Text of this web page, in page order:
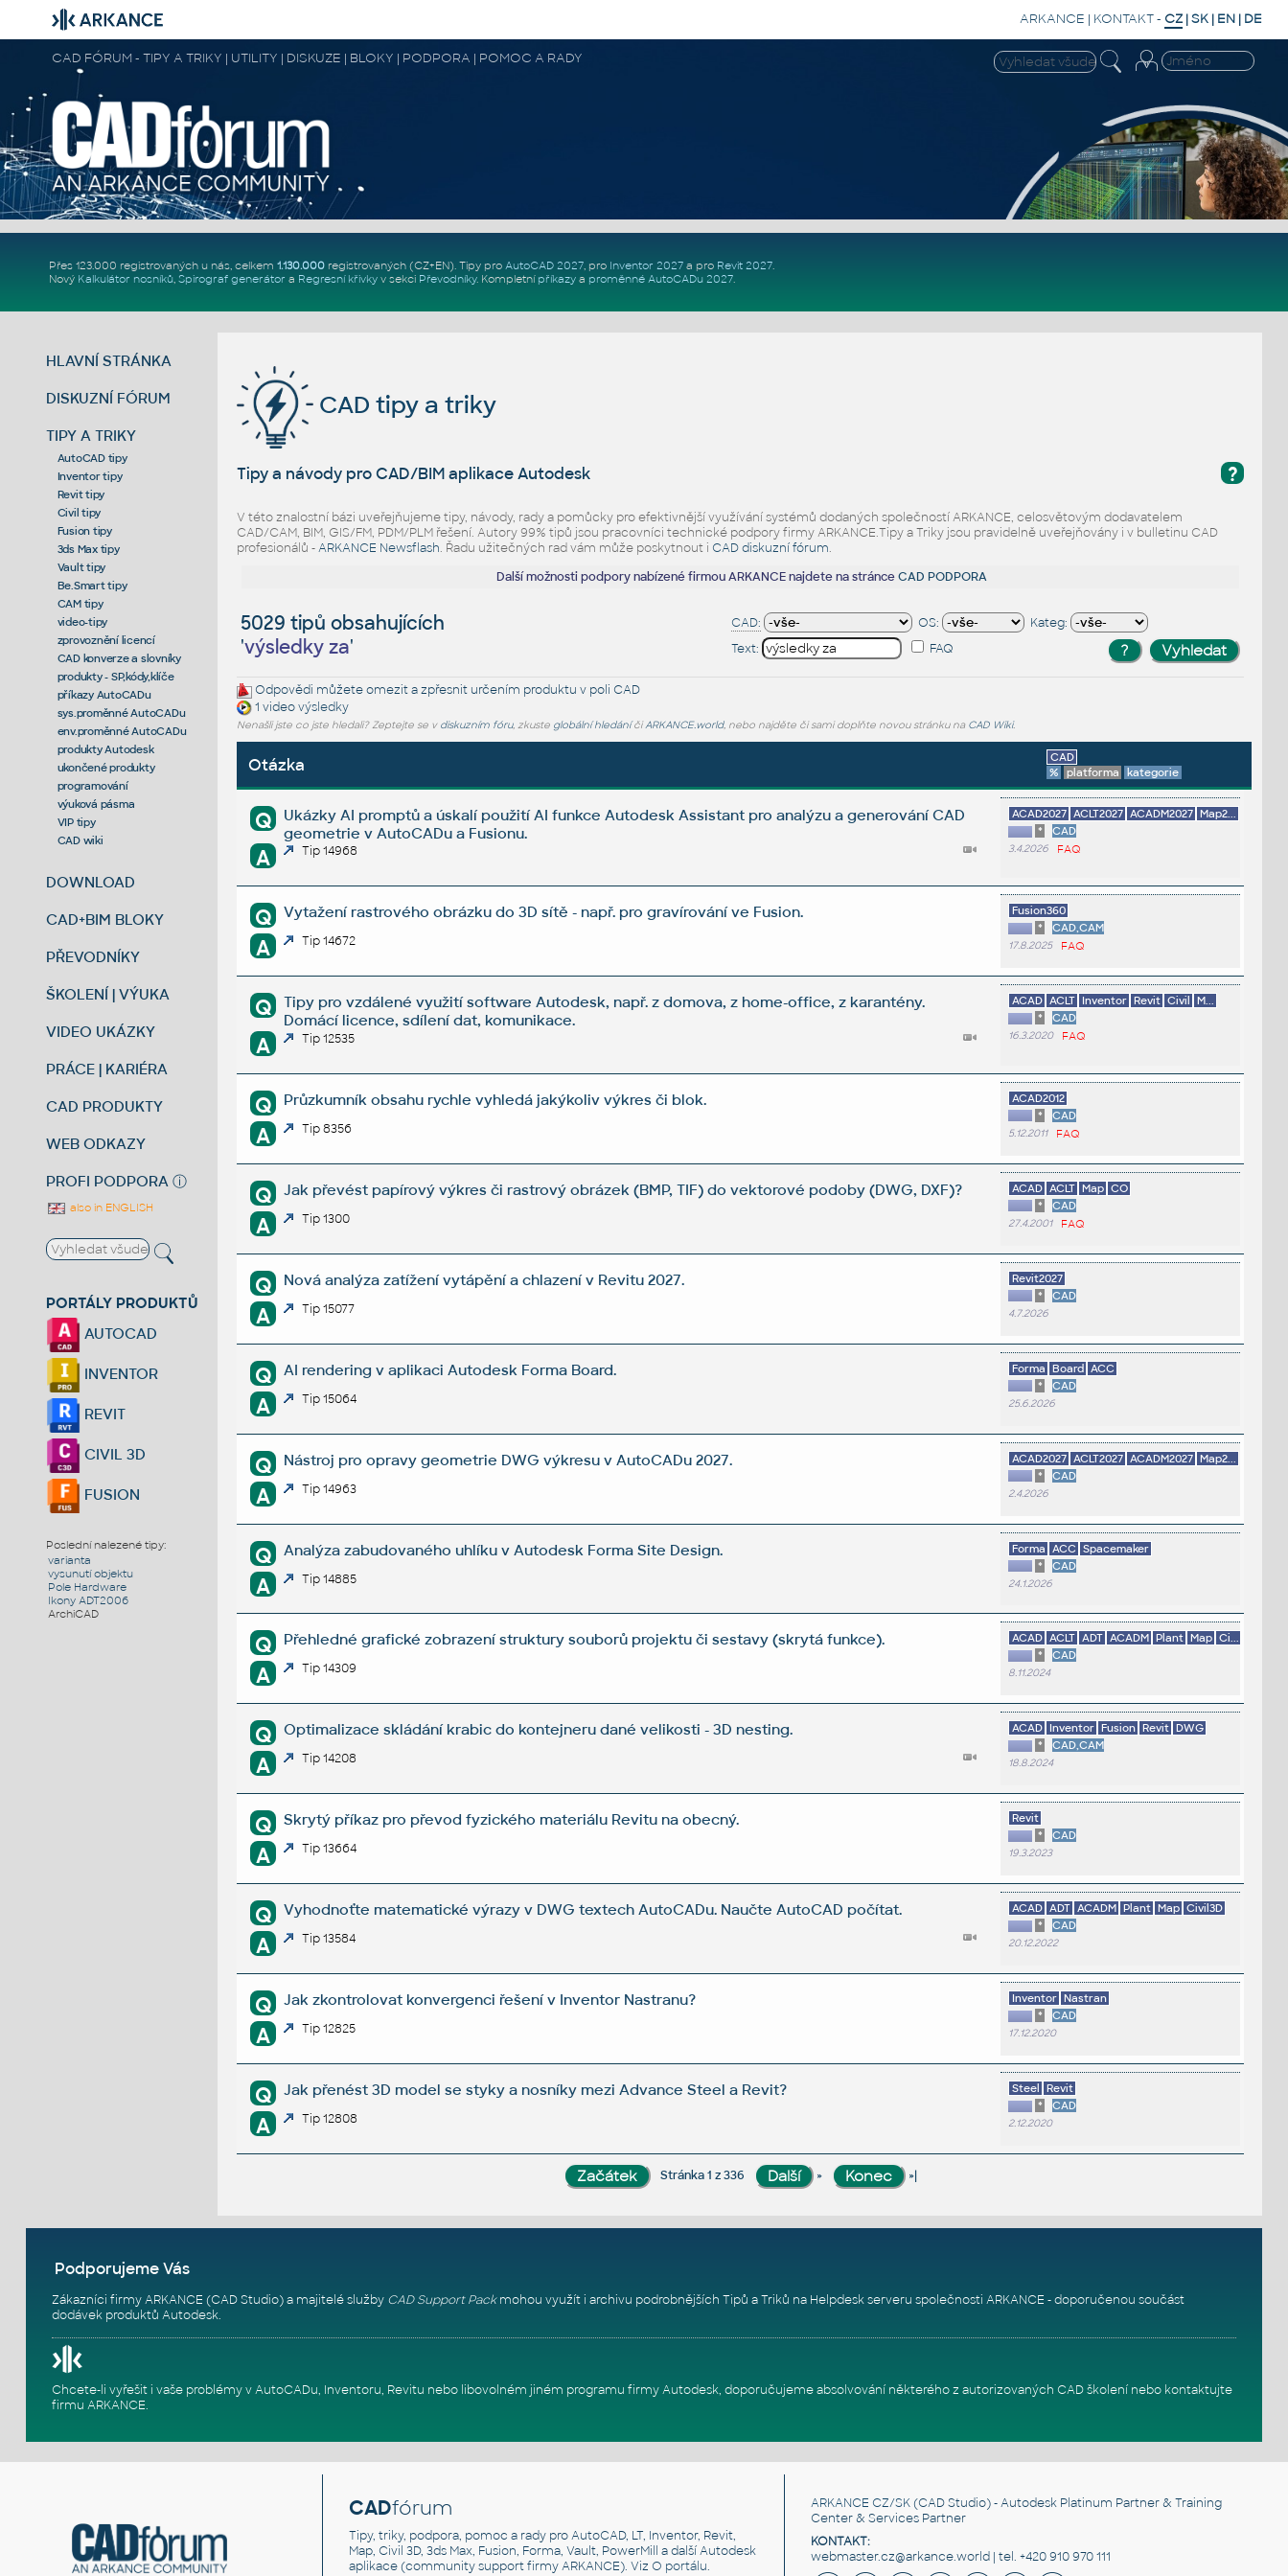
ARKANCE | KONTAKT- CZ |SK | EN | DE
CAD FÓRUM - TIPY A TRIKY | UTILITY | DISKUZE | BLOKY | PODPORA | POMOC A RADY
Přes 123.000 registrovaných u nás, celkem 1.130.000registrovaných (CZ+EN). Tipy pro AutoCAD 2027, pro Inventor 2027a pro Revit 2027.
Nový Kalkulátor nosníků, Spirograf generátor a Regresní křivkyv sekci Převodníky. Kompletní příkazya proměnné AutoCADu 2027.
HLAVNÍ STRÁNKA
DISKUZNÍ FÓRUM
TIPY A TRIKY
AutoCAD tipy
Inventor tipy
Revit tipy
Civil tipy
Fusion tipy
3ds Max tipy
Vault tipy
Be.Smart tipy
CAM tipy
video-tipy
zprovoznění licencí
CAD konverze a slovníky
produkty - SP,kódy,klíče
příkazy AutoCADu
sys.proměnné AutoCADu
env.proměnné AutoCADu
produkty Autodesk
ukončené produkty
programování
výuková pásma
VIP tipy
CAD wiki
DOWNLOAD
CAD+BIM BLOKY
PŘEVODNÍKY
ŠKOLENÍ | VÝUKA
VIDEO UKÁZKY
PRÁCE | KARIÉRA
CAD PRODUKTY
WEB ODKAZY
PROFI PODPORA ⓘ
also in ENGLISH
PORTÁLY PRODUKTŮ
AUTOCAD
INVENTOR
REVIT
CIVIL 3D
FUSION
Poslední nalezené tipy:
varianta
vysunutí objektu
Pole Hardware
Ikony ADT2006
ArchiCAD
CAD tipy a triky
?
Tipy a návody pro CAD/BIM aplikace Autodesk
V této znalostní bázi uveřejňujeme tipy, návody, rady a pomůcky pro efektivnější využívání systémů dodaných společností ARKANCE, celosvětovým dodavatelem
CAD/CAM, BIM, GIS/FM, PDM/PLM řešení. Autory 99% tipů jsou pracovníci technické podpory firmy ARKANCE.Tipy a Triky jsou pravidelně uveřejňovány i v bulletinu CAD
profesionálů -ARKANCE Newsflash. Řadu užitečných rad vám může poskytnout i CAD diskuzní fórum.
Další možnosti podpory nabízené firmou ARKANCE najdete na stránceCAD PODPORA
5029 tipů obsahujících
'výsledky za'
CAD: OS:
Kateg:
Text:
FAQ
Odpovědi můžete omezit a zpřesnit určením produktu v poli CAD
1 videovýsledky
Nenašli jste co jste hledali? Zeptejte se v diskuzním fóru, zkuste globální hledáníčiARKANCE.world, nebo najděte či sami doplňte novou stránku na CAD Wiki.
Otázka
CAD
%
platforma kategorie
Q
Ukázky AI promptů a úskalí použití AI funkce Autodesk Assistant pro analýzu a generování CAD
geometrie v AutoCADu a Fusionu.
A Tip 14968
ACAD2027 ACLT2027 ACADM2027 Map2...
*
CAD
3.4.2026 FAQ
Q Vytažení rastrového obrázku do 3D sítě - např. pro gravírování ve Fusion.
A Tip 14672
Fusion360
*
CAD,CAM
17.8.2025 FAQ
Q
Tipy pro vzdálené využití software Autodesk, např. z domova, z home-office, z karantény.
Domácí licence, sdílení dat, komunikace.
A Tip 12535
ACAD ACLT Inventor Revit Civil
M...
*
CAD
16.3.2020 FAQ
Q Průzkumník obsahu rychle vyhledá jakýkoliv výkres či blok.
A Tip 8356
ACAD2012
*
CAD
5.12.2011 FAQ
Q Jak převést papírový výkres či rastrový obrázek (BMP, TIF) do vektorové podoby (DWG, DXF)?
A Tip 1300
ACAD ACLT Map CO
*
CAD
27.4.2001 FAQ
Q Nová analýza zatížení vytápění a chlazení v Revitu 2027.
A Tip 15077
Revit2027
*
CAD
4.7.2026
Q AI rendering v aplikaci Autodesk Forma Board.
A Tip 15064
Forma Board ACC
*
CAD
25.6.2026
Q Nástroj pro opravy geometrie DWG výkresu v AutoCADu 2027.
A Tip 14963
ACAD2027 ACLT2027 ACADM2027 Map2...
*
CAD
2.4.2026
Q Analýza zabudovaného uhlíku v Autodesk Forma Site Design.
A Tip 14885
Forma ACC Spacemaker
*
CAD
24.1.2026
Q Přehledné grafické zobrazení struktury souborů projektu či sestavy (skrytá funkce).
A Tip 14309
ACAD ACLT ADT ACADM Plant Map Ci...
*
CAD
8.11.2024
Q Optimalizace skládání krabic do kontejneru dané velikosti - 3D nesting.
A Tip 14208
ACAD Inventor Fusion Revit DWG
*
CAD,CAM
18.8.2024
Q Skrytý příkaz pro převod fyzického materiálu Revitu na obecný.
A Tip 13664
Revit
*
CAD
19.3.2023
Q Vyhodnoťte matematické výrazy v DWG textech AutoCADu. Naučte AutoCAD počítat.
A Tip 13584
ACAD ADT ACADM Plant Map Civil3D
*
CAD
20.12.2022
Q Jak zkontrolovat konvergenci řešení v Inventor Nastranu?
A Tip 12825
Inventor Nastran
*
CAD
17.12.2020
Q Jak přenést 3D model se styky a nosníky mezi Advance Steel a Revit?
A Tip 12808
Steel
Revit
*
CAD
2.12.2020
Stránka 1 z 336 » »|
Podporujeme Vás
Zákazníci firmy ARKANCE (CAD Studio) a majitelé služby CAD Support Packmohou využít i archivu podrobnějších Tipů a Triků na Helpdesk serveru společnosti ARKANCE - doporučenou součást
dodávek produktů Autodesk.
Chcete-li vyřešit i vaše problémy v AutoCADu, Inventoru, Revitu nebo libovolném jiném programu firmy Autodesk, doporučujeme absolvování některého z autorizovaných CAD školenínebo kontaktujte
firmu ARKANCE.
CADfórum
Tipy, triky, podpora, pomoc a rady pro AutoCAD, LT, Inventor, Revit,
Map, Civil 3D, 3ds Max, Fusion, Forma, Vault, PowerMill a další Autodesk
aplikace (community support firmy ARKANCE). Viz O portálu.
ARKANCE CZ/SK(CAD Studio) - Autodesk Platinum Partner & Training
Center & Services Partner
KONTAKT:
webmaster.cz@arkance.world | tel. +420 910 970 111